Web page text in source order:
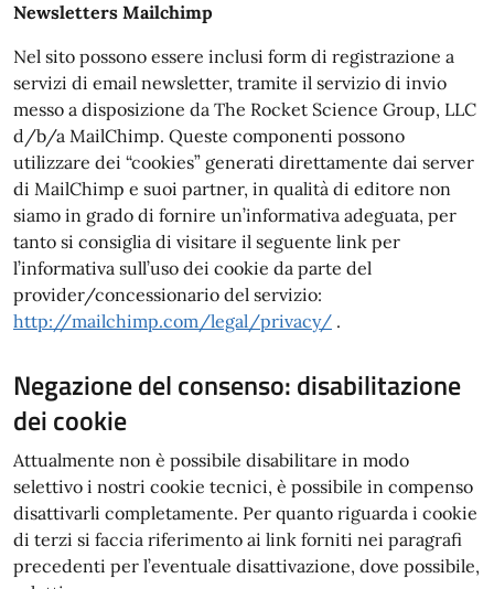
Newsletters Mailchimp
Nel sito possono essere inclusi form di registrazione a
servizi di email newsletter, tramite il servizio di invio
messo a disposizione da The Rocket Science Group, LLC
d/b/a MailChimp. Queste componenti possono
utilizzare dei “cookies” generati direttamente dai server
di MailChimp e suoi partner, in qualità di editore non
siamo in grado di fornire un’informativa adeguata, per
tanto si consiglia di visitare il seguente link per
l’informativa sull’uso dei cookie da parte del
provider/concessionario del servizio:
http://mailchimp.com/legal/privacy/​ .
Negazione del consenso: disabilitazione
dei cookie
Attualmente non è possibile disabilitare in modo
selettivo i nostri cookie tecnici, è possibile in compenso
disattivarli completamente. Per quanto riguarda i cookie
di terzi si faccia riferimento ai link forniti nei paragrafi
precedenti per l’eventuale disattivazione, dove possibile,